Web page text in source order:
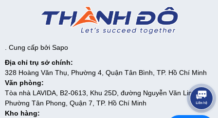
. Cung cấp bởi Sapo
Địa chỉ trụ sở chính:
328 Hoàng Văn Thụ, Phường 4, Quận Tân Bình, TP. Hồ Chí Minh
Văn phòng:
Tòa nhà LAVIDA, B2-0613, Khu 25D, đường Nguyễn Văn Linh,
Phường Tân Phong, Quận 7, TP. Hồ Chí Minh
Kho hàng: